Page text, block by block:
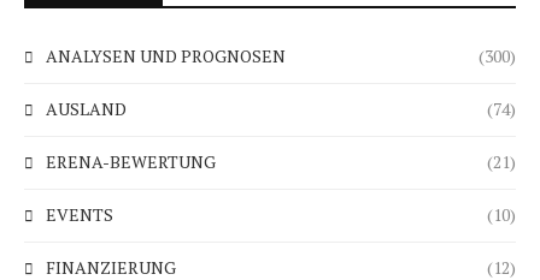
ANALYSEN UND PROGNOSEN (300)
AUSLAND (74)
ERENA-BEWERTUNG (21)
EVENTS (10)
FINANZIERUNG (12)